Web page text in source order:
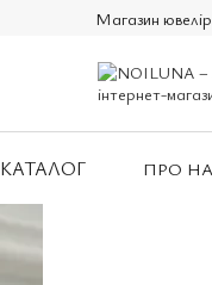
Магазин
КАТАЛОГ ПРО